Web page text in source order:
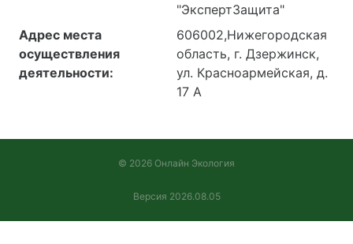
"ЭкспертЗащита"
Адрес места
осуществления
деятельности:
606002,Нижегородская
область, г. Дзержинск,
ул. Красноармейская, д.
17 А
© 2026 Онлайн Экология
Версия 2026.08.05